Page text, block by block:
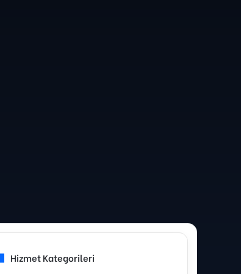
Hizmet Kategorileri